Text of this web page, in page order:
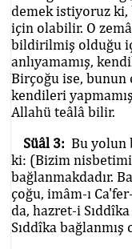
demek istiyoruz ki,
için olabilir. O
bildirilmiş olduğu
anlıyamamış,
Birçoğu ise, bunun
kendileri
Allahü teâlâ bilir.
Süâl 3: Bu yolun
ki: (Bizim
bağlanmakdadır.
çoğu, imâm-ı
da, hazret-i
Sıddîka